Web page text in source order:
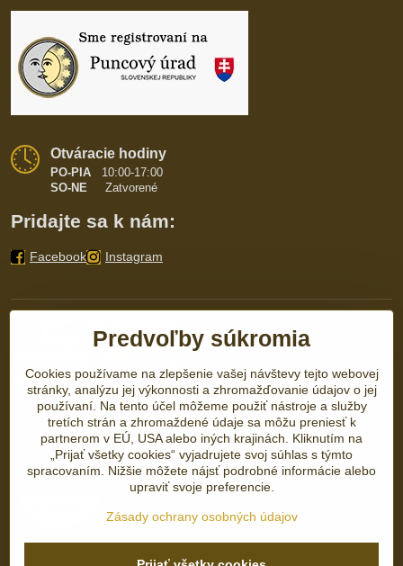
Otváracie hodiny
PO-PIA
10:00-17:00
SO-NE Zatvorené
Pridajte sa k nám:
Facebook Instagram
Predvoľby súkromia
Cookies používame na zlepšenie vašej návštevy tejto webovej
stránky, analýzu jej výkonnosti a zhromažďovanie údajov o jej
používaní. Na tento účel môžeme použiť nástroje a služby
tretích strán a zhromaždené údaje sa môžu preniesť k
partnerom v EÚ, USA alebo iných krajinách. Kliknutím na
„Prijať všetky cookies“ vyjadrujete svoj súhlas s týmto
spracovaním. Nižšie môžete nájsť podrobné informácie alebo
upraviť svoje preferencie.
Zásady ochrany osobných údajov